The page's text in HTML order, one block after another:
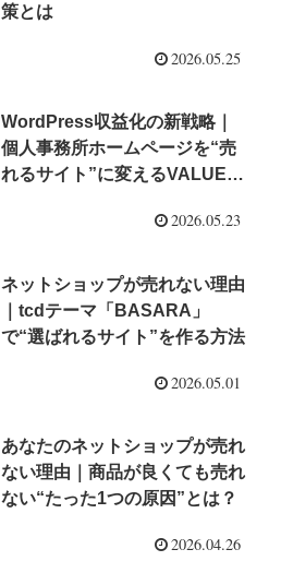
策とは
2026.05.25
WordPress収益化の新戦略｜
個人事務所ホームページを“売
れるサイト”に変えるVALUEと
2026.05.23
ネットショップが売れない理由
｜tcdテーマ「BASARA」
で“選ばれるサイト”を作る方法
2026.05.01
あなたのネットショップが売れ
ない理由｜商品が良くても売れ
ない“たった1つの原因”とは？
2026.04.26